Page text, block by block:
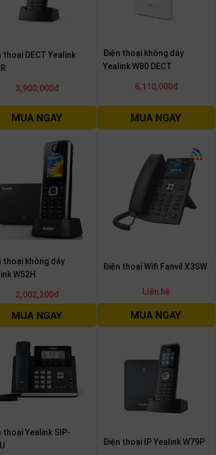
thoại DECT Yealink
3,900,000đ
Điện thoại không dây
Yealink W80 DECT
6,110,000đ
thoại không dây
W52H
2,002,200đ
Điện thoại Wifi Fanvil X3SW
Liên hệ
thoại Yealink SIP-
Điện thoại IP Yealink W79P